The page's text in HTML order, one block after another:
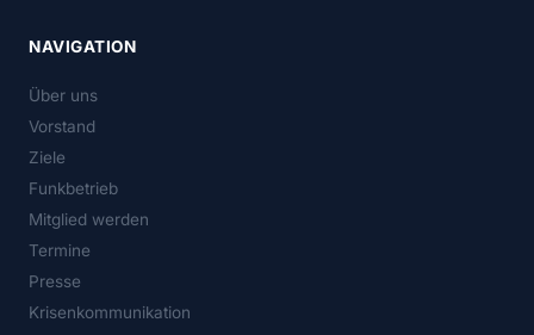
NAVIGATION
Über uns
Vorstand
Ziele
Funkbetrieb
Mitglied werden
Termine
Presse
Krisenkommunikation